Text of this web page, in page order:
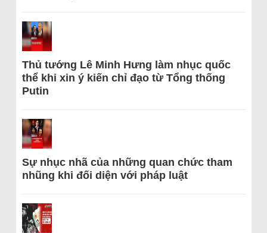
Thủ tướng Lê Minh Hưng làm nhục quốc
thể khi xin ý kiến chỉ đạo từ Tổng thống
Putin
Sự nhục nhã của những quan chức tham
nhũng khi đối diện với pháp luật